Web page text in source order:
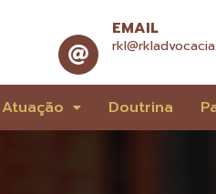
EMAIL
Doutrina